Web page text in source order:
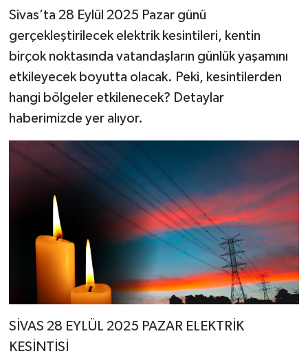
Sivas’ta 28 Eylül 2025 Pazar günü
gerçekleştirilecek elektrik kesintileri, kentin
birçok noktasında vatandaşların günlük yaşamını
etkileyecek boyutta olacak. Peki, kesintilerden
hangi bölgeler etkilenecek? Detaylar
haberimizde yer alıyor.
SİVAS 28 EYLÜL 2025 PAZAR ELEKTRİK
KESİNTİSİ